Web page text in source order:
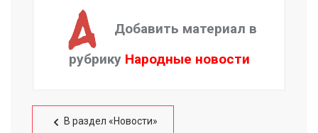
Добавить материал в
рубрику Народные новости
В раздел «Новости»